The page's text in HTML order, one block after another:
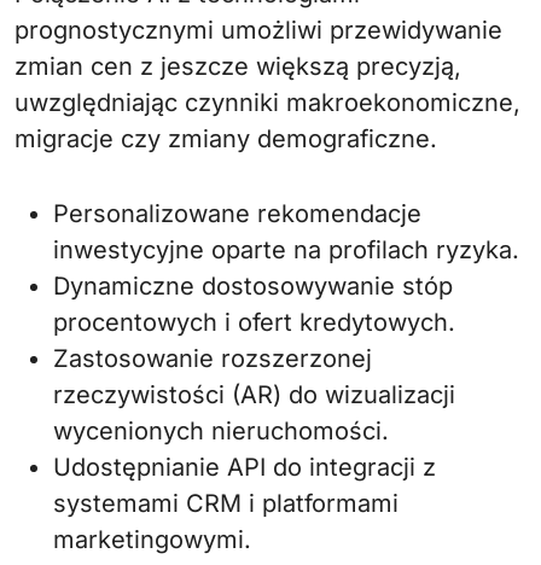
prognostycznymi umożliwi przewidywanie
zmian cen z jeszcze większą precyzją,
uwzględniając czynniki makroekonomiczne,
migracje czy zmiany demograficzne.
Personalizowane rekomendacje
inwestycyjne oparte na profilach ryzyka.
Dynamiczne dostosowywanie stóp
procentowych i ofert kredytowych.
Zastosowanie rozszerzonej
rzeczywistości (AR) do wizualizacji
wycenionych nieruchomości.
Udostępnianie API do integracji z
systemami CRM i platformami
marketingowymi.